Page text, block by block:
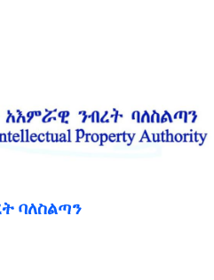
ባለስልጣን